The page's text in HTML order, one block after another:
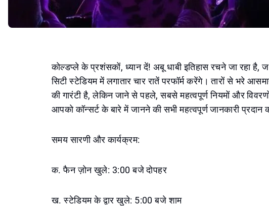
कोल्डप्ले के प्रशंसकों, ध्यान दें! अबू धाबी इतिहास रचने जा रहा है,
सिटी स्टेडियम में लगातार चार रातें परफॉर्म करेंगे। तारों से भरे
की गारंटी है, लेकिन जाने से पहले, सबसे महत्वपूर्ण नियमों और
आपको कॉन्सर्ट के बारे में जानने की सभी महत्वपूर्ण जानकारी प्रदान
समय सारणी और कार्यक्रम:
क. फैन ज़ोन खुले: 3:00 बजे दोपहर
ख. स्टेडियम के द्वार खुले: 5:00 बजे शाम